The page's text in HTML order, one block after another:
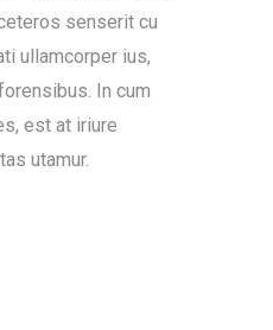
senserit cu
ullamcorper ius,
In cum
est at iriure
utamur.